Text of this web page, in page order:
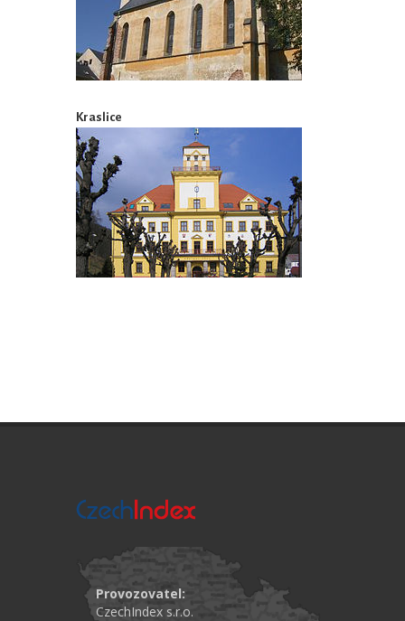
Kraslice
Provozovatel:
CzechIndex s.r.o.